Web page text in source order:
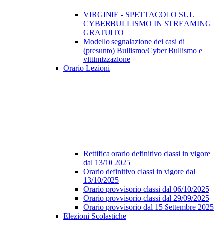
VIRGINIE - SPETTACOLO SUL
CYBERBULLISMO IN STREAMING
GRATUITO
Modello segnalazione dei casi di
(presunto) Bullismo/Cyber Bullismo e
vittimizzazione
Orario Lezioni
Rettifica orario definitivo classi in vigore
dal 13/10 2025
Orario definitivo classi in vigore dal
13/10/2025
Orario provvisorio classi dal 06/10/2025
Orario provvisorio classi dal 29/09/2025
Orario provvisorio dal 15 Settembre 2025
Elezioni Scolastiche